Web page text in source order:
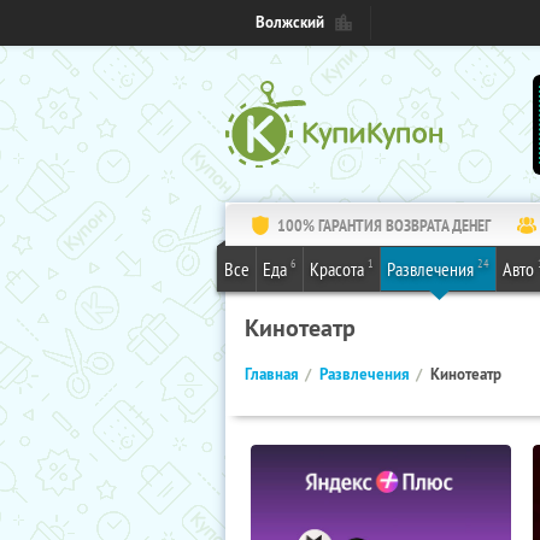
Волжский
100% ГАРАНТИЯ ВОЗВРАТА ДЕНЕГ
Все Еда 6 Красота 1 Развлечения 24 Авто
Кинотеатр
Главная Развлечения Кинотеатр